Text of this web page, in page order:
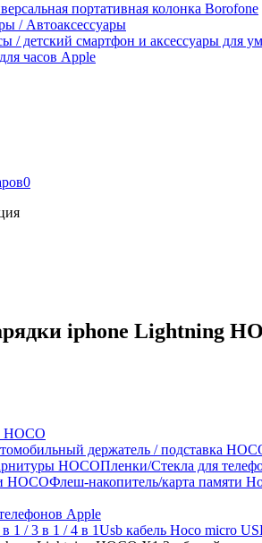
портативная колонка Borofone
/ Автоаксессуары
/ детский смартфон и аксессуары для
часов Apple
0
iphone Lightning
HOCO
держатель / подставка
HOCOПленки/Стекла для
HOCOФлеш-накопитель/карта памяти
Apple
1 / 3 в 1 / 4 в 1Usb кабель Hoco micro